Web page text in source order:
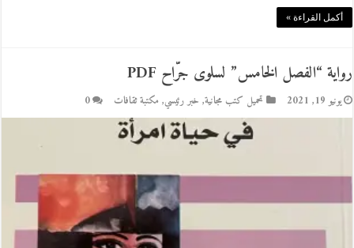
أكمل القراءة »
رواية “الفصل الخامس” لسلوى جرّاح PDF
يونيو 19, 2021 تحميل كتب مجانية, خبر رئيسي, مكتبة ثقافات 0